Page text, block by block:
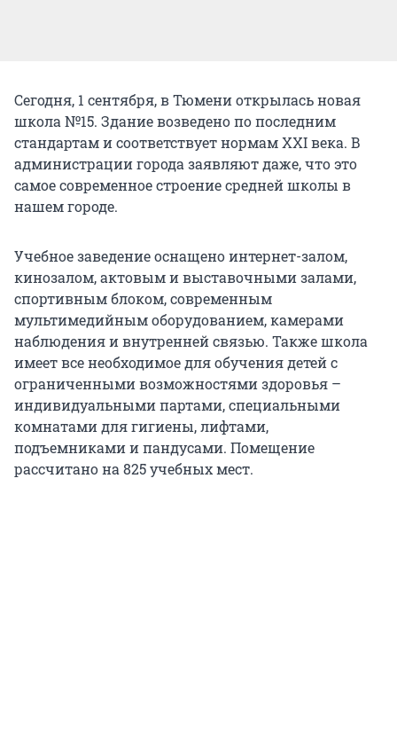
Сегодня, 1 сентября, в Тюмени открылась новая
школа №15. Здание возведено по последним
стандартам и соответствует нормам XXI века. В
администрации города заявляют даже, что это
самое современное строение средней школы в
нашем городе.
Учебное заведение оснащено интернет-залом,
кинозалом, актовым и выставочными залами,
спортивным блоком, современным
мультимедийным оборудованием, камерами
наблюдения и внутренней связью. Также школа
имеет все необходимое для обучения детей с
ограниченными возможностями здоровья –
индивидуальными партами, специальными
комнатами для гигиены, лифтами,
подъемниками и пандусами. Помещение
рассчитано на 825 учебных мест.